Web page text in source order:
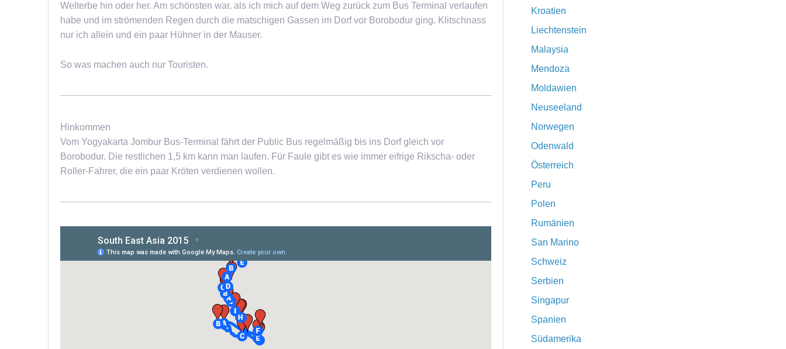
Welterbe hin oder her. Am schönsten war, als ich mich auf dem Weg zurück zum Bus Terminal verlaufen
habe und im strömenden Regen durch die matschigen Gassen im Dorf vor Borobodur ging. Klitschnass
nur ich allein und ein paar Hühner in der Mauser.
So was machen auch nur Touristen.
Hinkommen
Vom Yogyakarta Jombur Bus-Terminal fährt der Public Bus regelmäßig bis ins Dorf gleich vor
Borobodur. Die restlichen 1,5 km kann man laufen. Für Faule gibt es wie immer eifrige Rikscha- oder
Roller-Fahrer, die ein paar Kröten verdienen wollen.
Kroatien
Liechtenstein
Malaysia
Mendoza
Moldawien
Neuseeland
Norwegen
Odenwald
Österreich
Peru
Polen
Rumänien
San Marino
Schweiz
Serbien
Singapur
Spanien
Südamerika